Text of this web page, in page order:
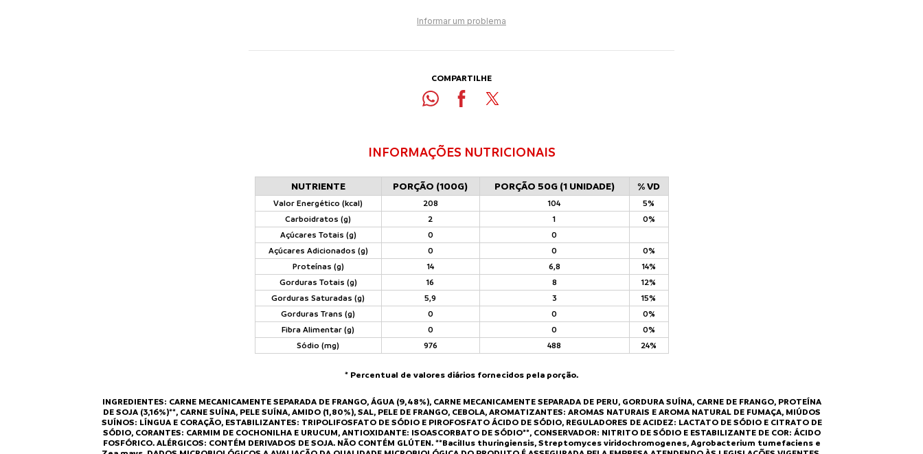
Informar um problema
COMPARTILHE
INFORMAÇÕES NUTRICIONAIS
NUTRIENTE PORÇÃO (100G) PORÇÃO 50G (1 UNIDADE) % VD
Valor Energético (kcal) 208 104
5%
Carboidratos (g)
2 1
0%
Açúcares Totais (g)
0
0
Açúcares Adicionados (g)
0 0
0%
Proteínas (g)
14 6,8
14%
Gorduras Totais (g)
16 8
12%
Gorduras Saturadas (g)
5,9 3
15%
Gorduras Trans (g)
0 0
0%
Fibra Alimentar (g)
0 0
0%
Sódio (mg)
976 488 24%
* Percentual de valores diários fornecidos pela porção.
INGREDIENTES: CARNE MECANICAMENTE SEPARADA DE FRANGO, ÁGUA (9,48%), CARNE MECANICAMENTE SEPARADA DE PERU, GORDURA SUÍNA, CARNE DE FRANGO, PROTEÍNA
DE SOJA (3,16%)**, CARNE SUÍNA, PELE SUÍNA, AMIDO (1,80%), SAL, PELE DE FRANGO, CEBOLA, AROMATIZANTES: AROMAS NATURAIS E AROMA NATURAL DE FUMAÇA, MIÚDOS
SUÍNOS: LÍNGUA E CORAÇÃO, ESTABILIZANTES: TRIPOLIFOSFATO DE SÓDIO E PIROFOSFATO ÁCIDO DE SÓDIO, REGULADORES DE ACIDEZ: LACTATO DE SÓDIO E CITRATO DE
SÓDIO, CORANTES: CARMIM DE COCHONILHA E URUCUM, ANTIOXIDANTE: ISOASCORBATO DE SÓDIO**, CONSERVADOR: NITRITO DE SÓDIO E ESTABILIZANTE DE COR: ÁCIDO
FOSFÓRICO. ALÉRGICOS: CONTÉM DERIVADOS DE SOJA. NÃO CONTÉM GLÚTEN. **Bacillus thuringiensis, Streptomyces viridochromogenes, Agrobacterium tumefaciens e